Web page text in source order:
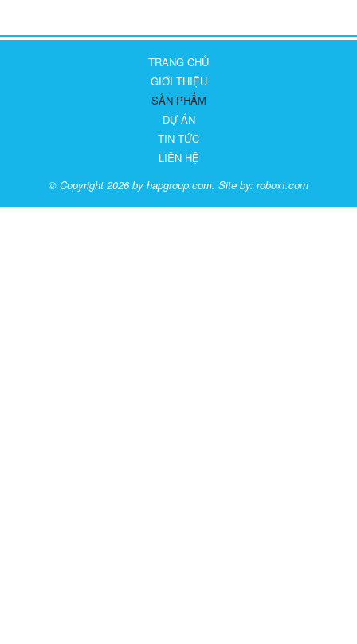
TRANG CHỦ
GIỚI THIỆU
SẢN PHẨM
DỰ ÁN
TIN TỨC
LIÊN HỆ
© Copyright 2026 by hapgroup.com. Site by: roboxt.com